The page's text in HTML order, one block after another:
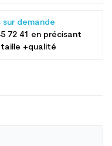
demande
72 41 en précisant
+qualité